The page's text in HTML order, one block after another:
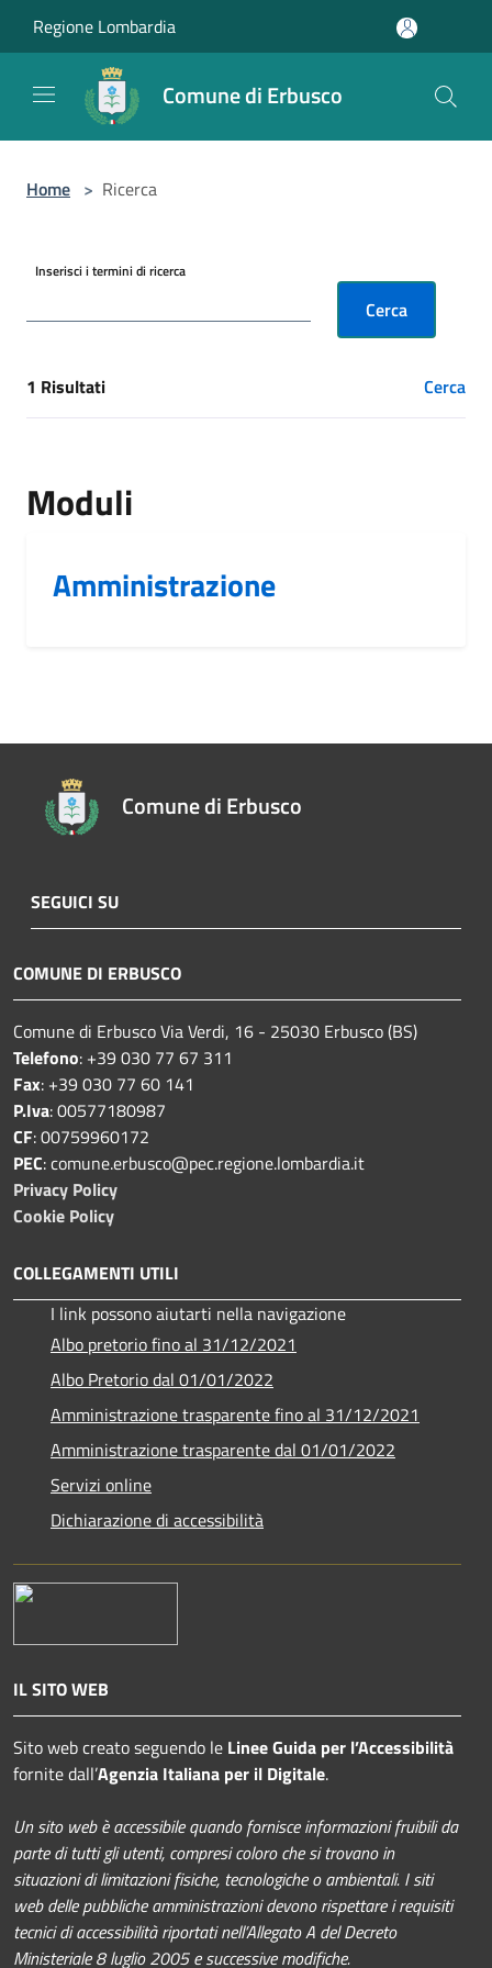
Regione Lombardia
Comune di Erbusco
Home > Ricerca
Inserisci i termini di ricerca
Cerca
[results] Risultati
1 Risultati Cerca
Moduli
Amministrazione
Comune di Erbusco
SEGUICI SU
COMUNE DI ERBUSCO
Comune di Erbusco Via Verdi, 16 - 25030 Erbusco (BS)
Telefono: +39 030 77 67 311
Fax: +39 030 77 60 141
P.Iva: 00577180987
CF: 00759960172
PEC: comune.erbusco@pec.regione.lombardia.it
Privacy Policy
Cookie Policy
COLLEGAMENTI UTILI
I link possono aiutarti nella navigazione
Albo pretorio fino al 31/12/2021
Albo Pretorio dal 01/01/2022
Amministrazione trasparente fino al 31/12/2021
Amministrazione trasparente dal 01/01/2022
Servizi online
Dichiarazione di accessibilità
IL SITO WEB
Sito web creato seguendo le Linee Guida per l’Accessibilità
fornite dall’Agenzia Italiana per il Digitale.
Un sito web è accessibile quando fornisce informazioni fruibili da
parte di tutti gli utenti, compresi coloro che si trovano in
situazioni di limitazioni fisiche, tecnologiche o ambientali. I siti
web delle pubbliche amministrazioni devono rispettare i requisiti
tecnici di accessibilità riportati nell’Allegato A del Decreto
Ministeriale 8 luglio 2005 e successive modifiche.